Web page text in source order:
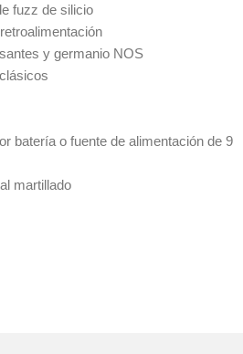
fuzz de silicio
y germanio NOS
batería o fuente de alimentación de 9
martillado